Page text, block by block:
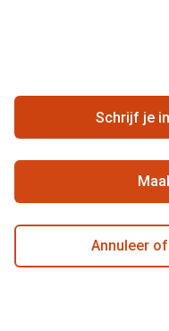
Zorgvergoeding
Ondernemen bij
Beste
Actievoorwaarden
Schrijf je
Annuleer